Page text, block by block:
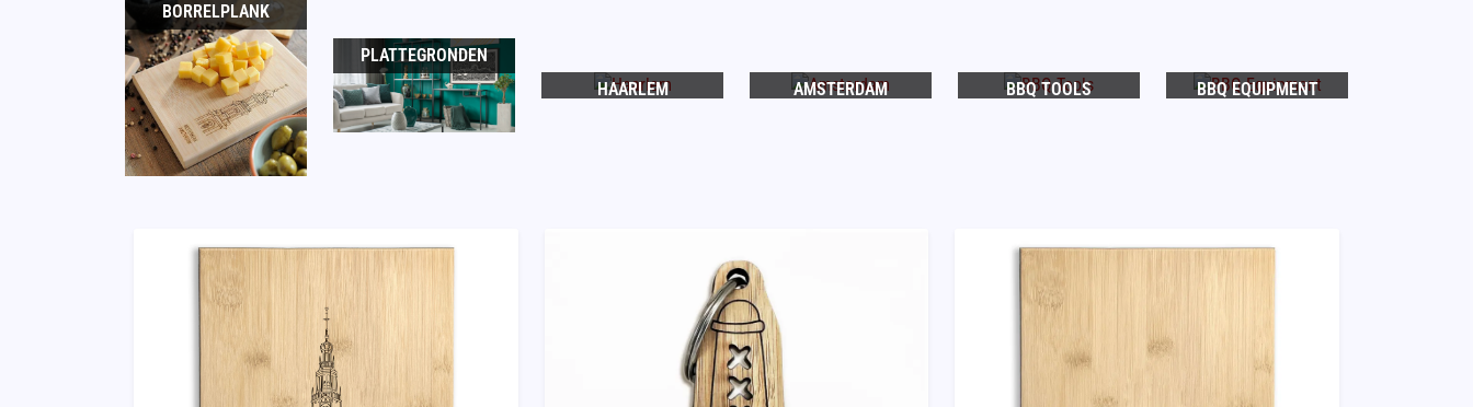
BORRELPLANK
PLATTEGRONDEN
HAARLEM
AMSTERDAM BBQ TOOLS BBQ EQUIPMENT